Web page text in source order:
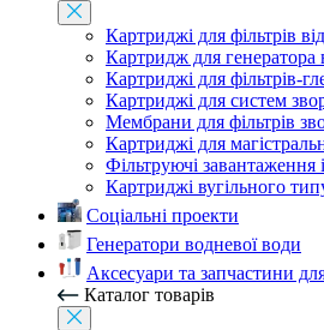
Картриджі для фільтрів
Картридж для
Картриджі для фільтрів-
Картриджі для систем
Мембрани для фільтрів
Картриджі для
Фільтруючі завантаження
Картриджі вугільного
Соціальні проекти
Генератори водневої води
Аксесуари та запчастини для
Каталог товарів